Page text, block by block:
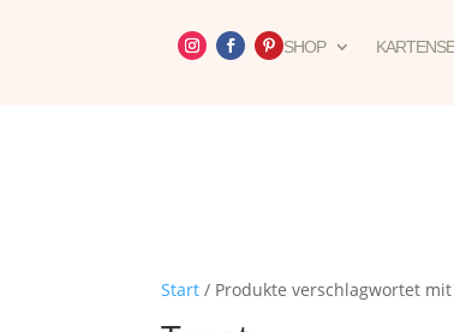
SHOP
Start / Produkte verschlagwortet mit